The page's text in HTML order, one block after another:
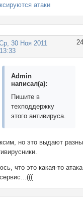
атаки
24
30 Ноя 2011
Admin
написал(а):
Пишите в
техподдержку
этого антивируса.
но это выдают
что это какая-то атака